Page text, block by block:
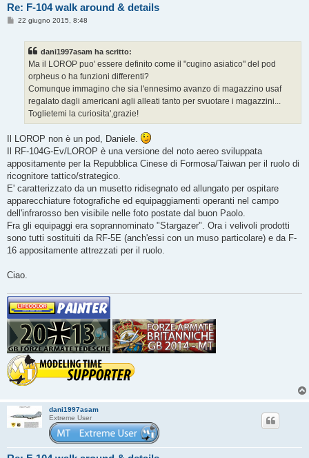
Re: F-104 walk around & details
M22 giugno 2015, 8:48
dani1997asam ha scritto:
Ma il LOROP puo' essere definito come il "cugino asiatico" del pod
orpheus o ha funzioni differenti?
Comunque immagino che sia l'ennesimo avanzo di magazzino usaf
regalato dagli americani agli alleati tanto per svuotare i magazzini...
Toglietemi la curiosita',grazie!
Il LOROP non è un pod, Daniele.
Il RF-104G-Ev/LOROP è una versione del noto aereo sviluppata
appositamente per la Repubblica Cinese di Formosa/Taiwan per il ruolo di
ricognitore tattico/strategico.
E' caratterizzato da un musetto ridisegnato ed allungato per ospitare
apparecchiature fotografiche ed equipaggiamenti operanti nel campo
dell'infrarosso ben visibile nelle foto postate dal buon Paolo.
Fra gli equipaggi era soprannominato "Stargazer". Ora i velivoli prodotti
sono tutti sostituiti da RF-5E (anch'essi con un muso particolare) e da F-
16 appositamente attrezzati per il ruolo.
Ciao.
dani1997asam
Extreme User